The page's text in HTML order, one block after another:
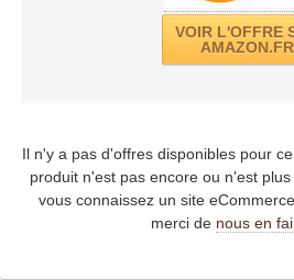
VOIR L'OFFRE
AMAZON.FR
Il n'y a pas d'offres disponibles pour
produit n'est pas encore ou n'est
vous connaissez un site
merci de nous en